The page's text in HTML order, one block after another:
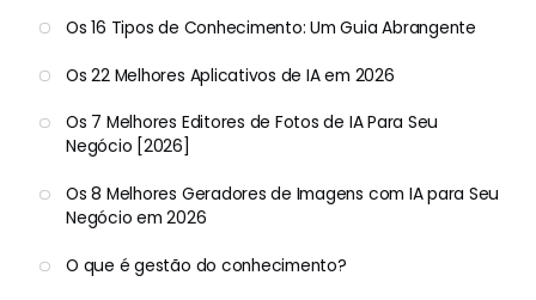
Os 16 Tipos de Conhecimento: Um Guia Abrangente
Os 22 Melhores Aplicativos de IA em 2026
Os 7 Melhores Editores de Fotos de IA Para Seu
Negócio [2026]
Os 8 Melhores Geradores de Imagens com IA para Seu
Negócio em 2026
O que é gestão do conhecimento?